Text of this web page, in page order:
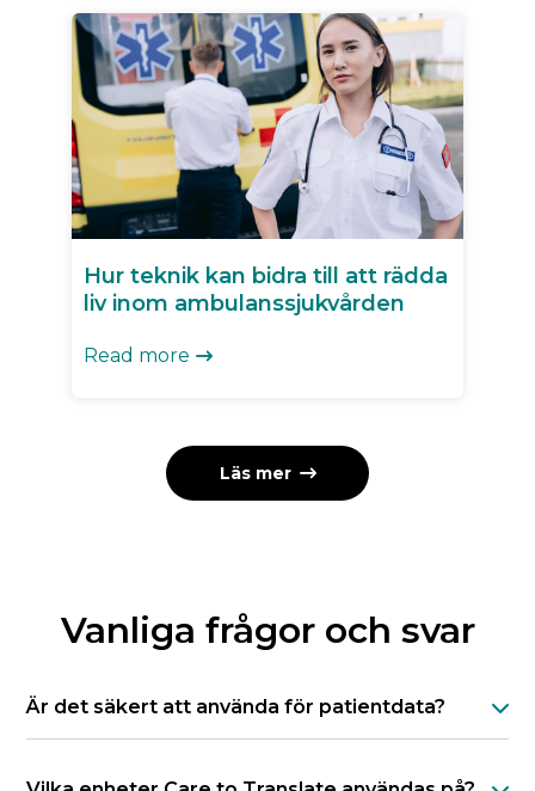
Hur teknik kan bidra till att rädda
liv inom ambulanssjukvården
Read more 
Läs mer 
Vanliga frågor och svar
Är det säkert att använda för patientdata? 